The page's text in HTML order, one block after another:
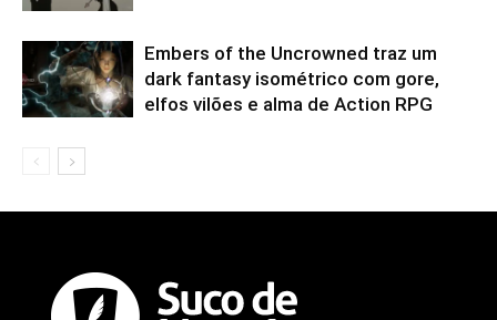
Embers of the Uncrowned traz um
dark fantasy isométrico com gore,
elfos vilões e alma de Action RPG